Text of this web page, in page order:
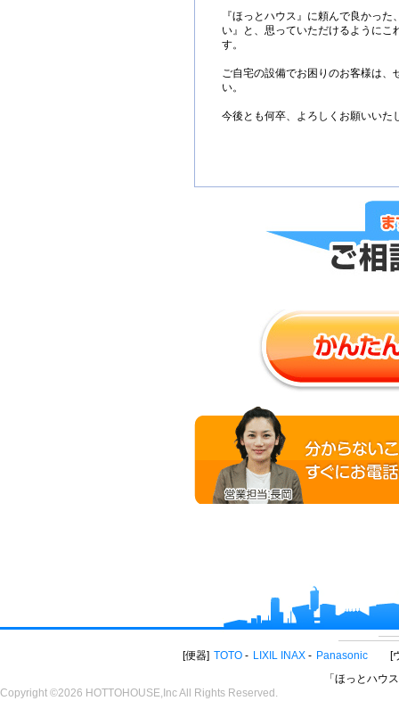
『ほっとハウス』に頼んで良かっ
い』と、思っていただけるようにこ
す。
ご自宅の設備でお困りのお客様は、
い。
今後とも何卒、よろしくお願いいた
便器 TOTO LIXIL INAX Panasonic
「ほっとハウ
Copyright ©2026 HOTTOHOUSE,Inc All Rights Reserved.